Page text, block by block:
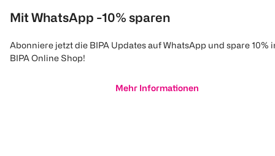
Mit WhatsApp -10% sparen
Abonniere jetzt die BIPA Updates auf WhatsApp und spare 10%
BIPA Online Shop!
Mehr Informationen